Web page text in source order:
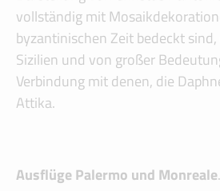
vollständig mit
byzantinischen Zeit bedeckt
Sizilien und von großer
Verbindung mit denen, die
Attika.
Ausflüge Palermo und Monreale.